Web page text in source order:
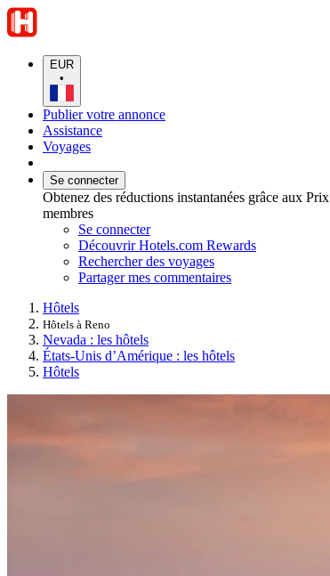
EUR
•
Publier votre annonce
Assistance
Voyages
Se connecter
Obtenez des réductions instantanées grâce aux Prix
membres
Se connecter
Découvrir Hotels.com Rewards
Rechercher des voyages
Partager mes commentaires
Hôtels
Hôtels à Reno
Nevada : les hôtels
États-Unis d’Amérique : les hôtels
Hôtels